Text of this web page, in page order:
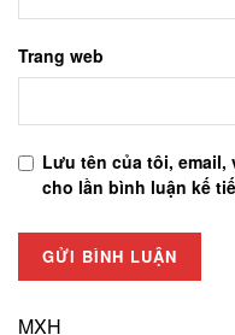
Trang web
Lưu tên của tôi,
cho lần bình luận kế
MXH